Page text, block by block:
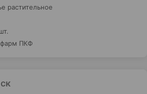
растительное
ПКФ